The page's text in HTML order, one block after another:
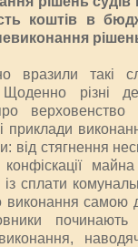
коштів в
вразили такі
Щоденно різні
верховенство
приклади
від стягнення
сплати
виконання самою
починають